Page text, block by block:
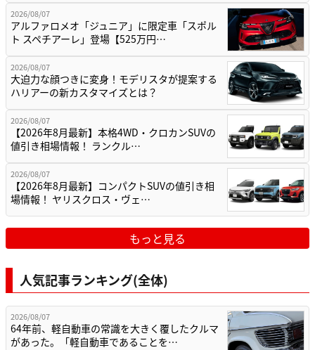
2026/08/07
アルファロメオ「ジュニア」に限定車「スポル
ト スペチアーレ」登場【525万円…
2026/08/07
大迫力な顔つきに変身！モデリスタが提案する
ハリアーの新カスタマイズとは？
2026/08/07
【2026年8月最新】本格4WD・クロカンSUVの
値引き相場情報！ ランクル…
2026/08/07
【2026年8月最新】コンパクトSUVの値引き相
場情報！ ヤリスクロス・ヴェ…
もっと見る
人気記事ランキング(全体)
2026/08/07
64年前、軽自動車の常識を大きく覆したクルマ
があった。「軽自動車であることを…